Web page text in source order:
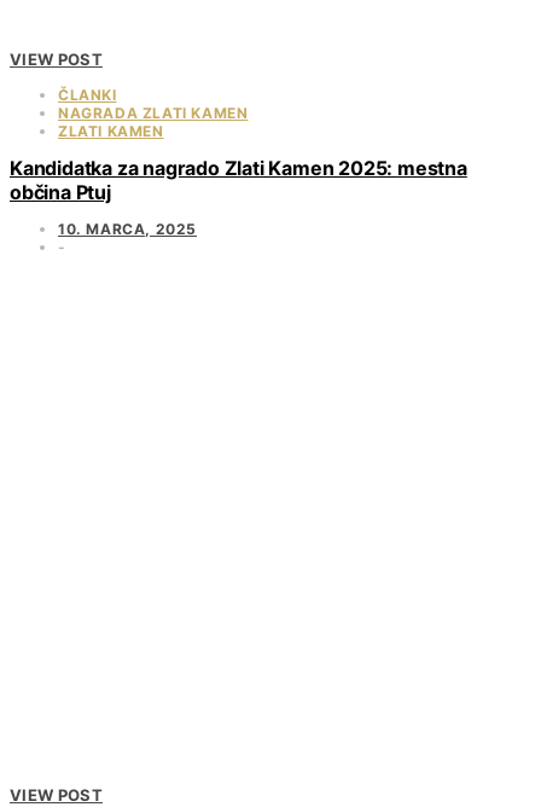
VIEW POST
ČLANKI
NAGRADA ZLATI KAMEN
ZLATI KAMEN
Kandidatka za nagrado Zlati Kamen 2025: mestna
občina Ptuj
10. MARCA, 2025
VIEW POST